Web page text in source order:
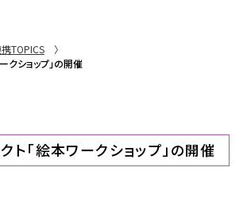
TOPICS
クショップ」の開催
ト「絵本ワークショップ」の開催